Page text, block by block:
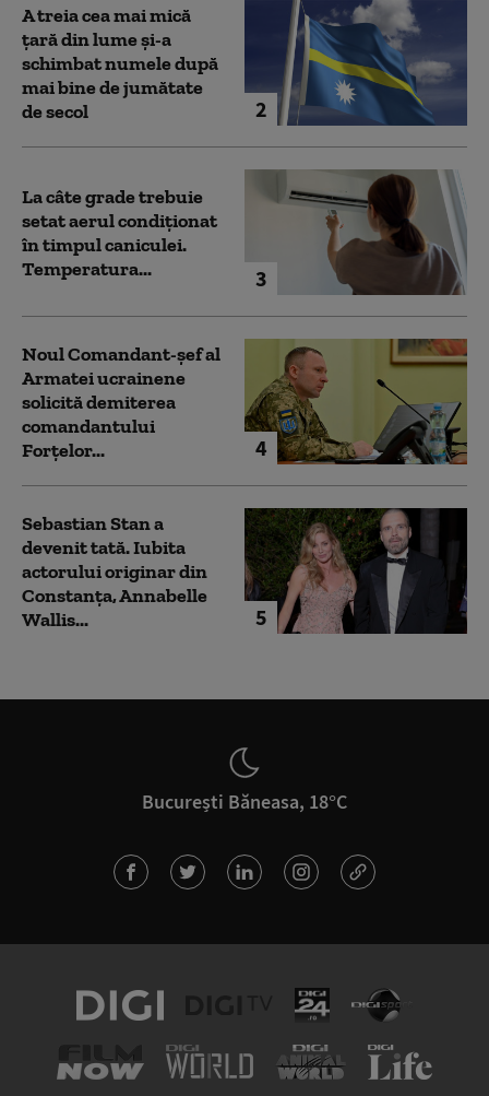
2
A treia cea mai mică
țară din lume și-a
schimbat numele după
mai bine de jumătate
de secol
3
La câte grade trebuie
setat aerul condiționat
în timpul caniculei.
Temperatura...
4
Noul Comandant-șef al
Armatei ucrainene
solicită demiterea
comandantului
Forțelor...
5
Sebastian Stan a
devenit tată. Iubita
actorului originar din
Constanța, Annabelle
Wallis...
București Băneasa, 18°C